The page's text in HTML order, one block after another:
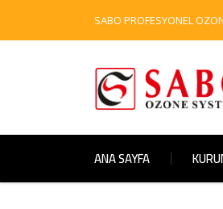
SABO PROFESYONEL
ANA SAYFA